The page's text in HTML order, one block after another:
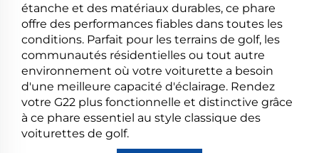
étanche et des matériaux durables, ce phare
offre des performances fiables dans toutes les
conditions. Parfait pour les terrains de golf, les
communautés résidentielles ou tout autre
environnement où votre voiturette a besoin
d'une meilleure capacité d'éclairage. Rendez
votre G22 plus fonctionnelle et distinctive grâce
à ce phare essentiel au style classique des
voiturettes de golf.